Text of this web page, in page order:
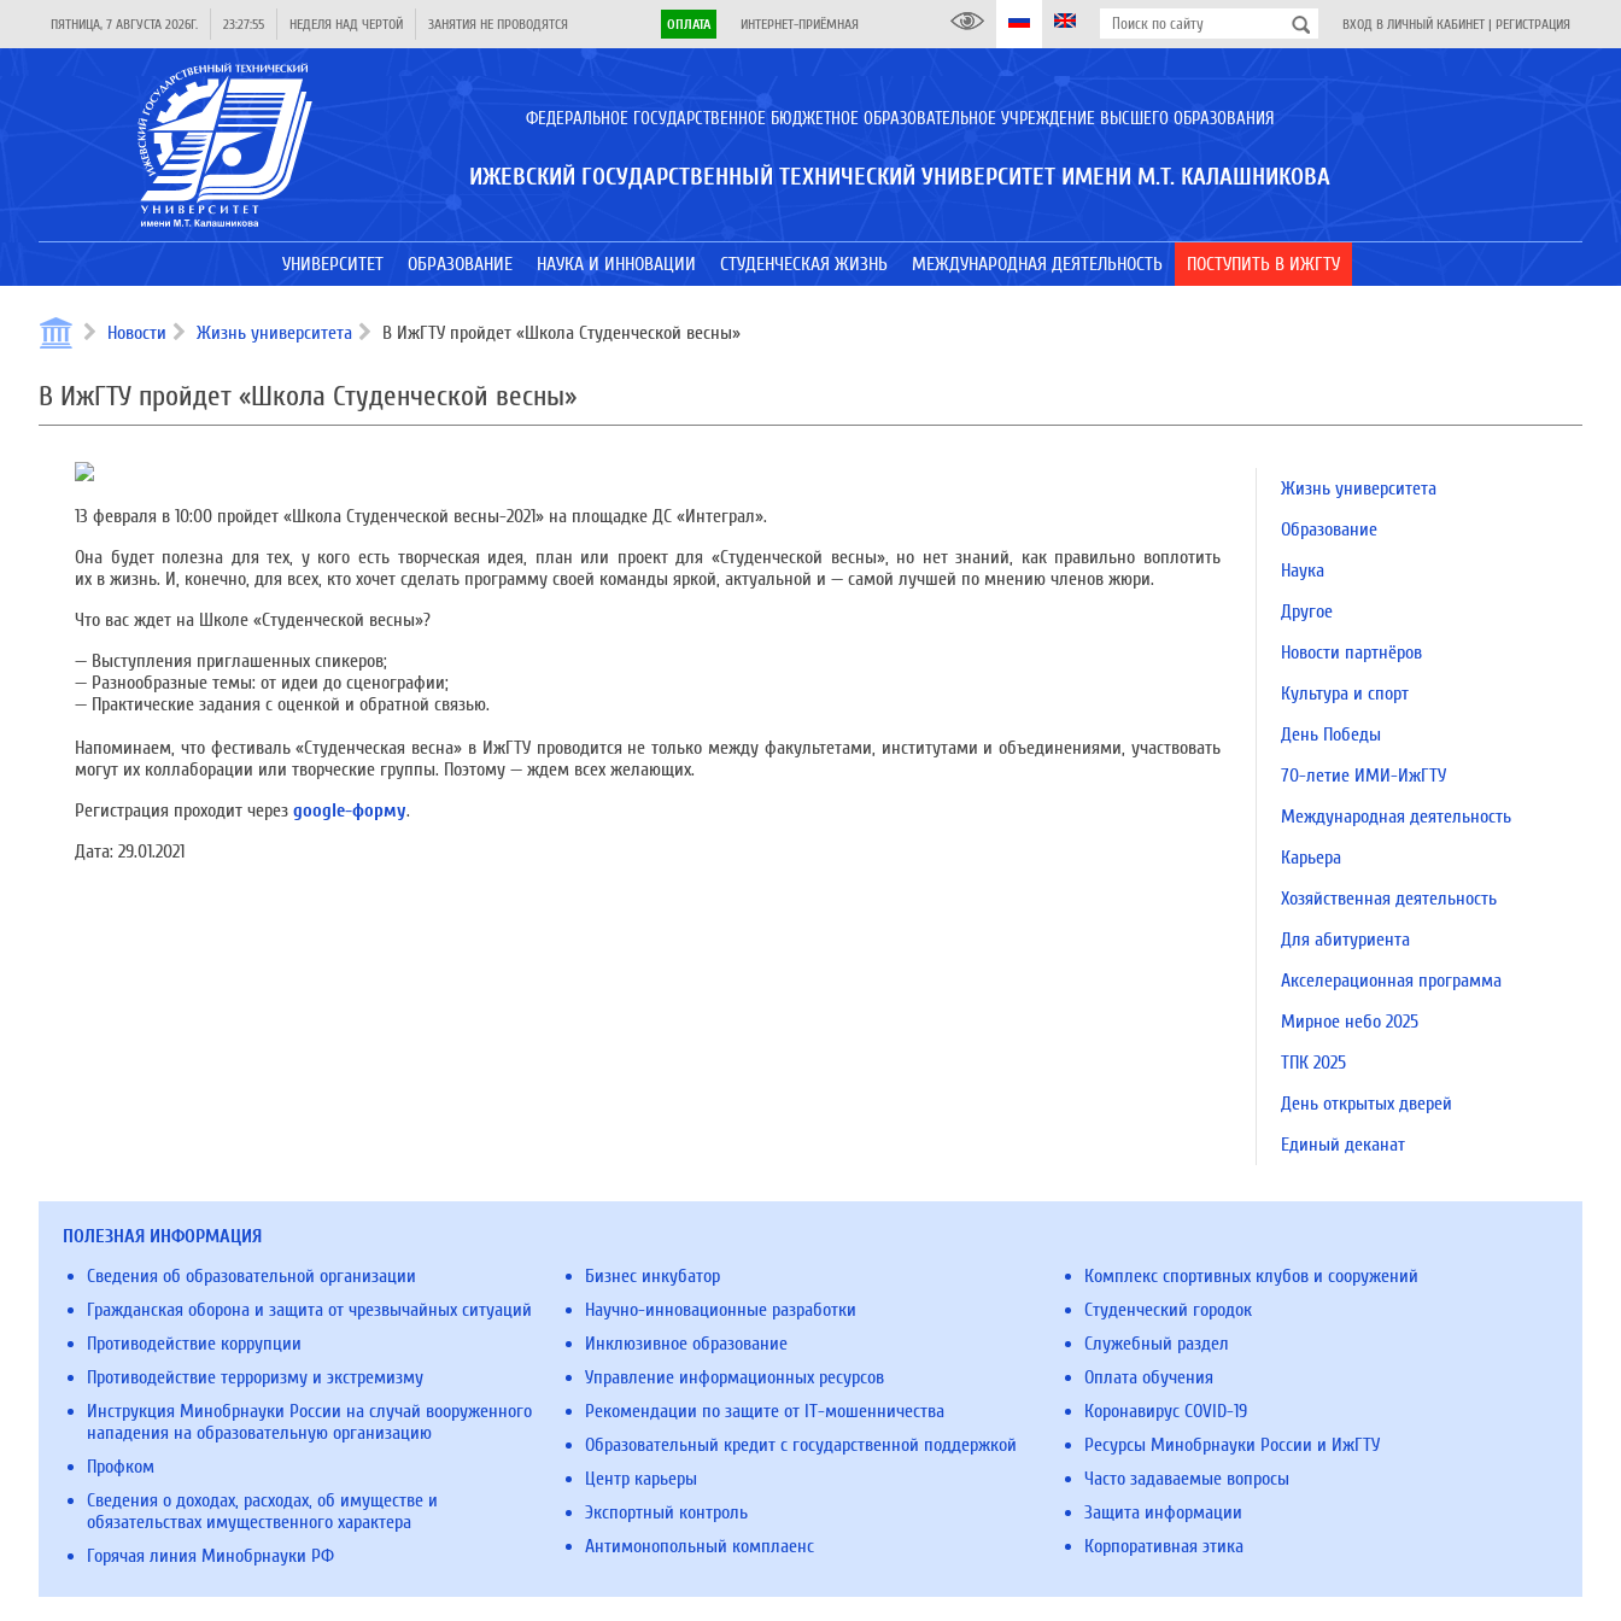
ПЯТНИЦА, 7 АВГУСТА 2026Г. 23:27:55 НЕДЕЛЯ НАД ЧЕРТОЙ ЗАНЯТИЯ НЕ ПРОВОДЯТСЯ ОПЛАТА ИНТЕРНЕТ-ПРИЁМНАЯ ВХОД В ЛИЧНЫЙ КАБИНЕТ | РЕГИСТРАЦИЯ
ФЕДЕРАЛЬНОЕ ГОСУДАРСТВЕННОЕ БЮДЖЕТНОЕ ОБРАЗОВАТЕЛЬНОЕ УЧРЕЖДЕНИЕ ВЫСШЕГО ОБРАЗОВАНИЯ
ИЖЕВСКИЙ ГОСУДАРСТВЕННЫЙ ТЕХНИЧЕСКИЙ УНИВЕРСИТЕТ ИМЕНИ М.Т. КАЛАШНИКОВА
УНИВЕРСИТЕТ ОБРАЗОВАНИЕ НАУКА И ИННОВАЦИИ СТУДЕНЧЕСКАЯ ЖИЗНЬ МЕЖДУНАРОДНАЯ ДЕЯТЕЛЬНОСТЬ ПОСТУПИТЬ В ИЖГТУ
Новости Жизнь университета В ИжГТУ пройдет «Школа Студенческой весны»
В ИжГТУ пройдет «Школа Студенческой весны»
13 февраля в 10:00 пройдет «Школа Студенческой весны-2021» на площадке ДС «Интеграл».
Она будет полезна для тех, у кого есть творческая идея, план или проект для «Студенческой весны», но нет знаний, как правильно воплотить
их в жизнь. И, конечно, для всех, кто хочет сделать программу своей команды яркой, актуальной и — самой лучшей по мнению членов жюри.
Что вас ждет на Школе «Студенческой весны»?
— Выступления приглашенных спикеров;
— Разнообразные темы: от идеи до сценографии;
— Практические задания с оценкой и обратной связью.
Напоминаем, что фестиваль «Студенческая весна» в ИжГТУ проводится не только между факультетами, институтами и объединениями, участвовать
могут их коллаборации или творческие группы. Поэтому — ждем всех желающих.
Регистрация проходит через google-форму.
Дата: 29.01.2021
Жизнь университета
Образование
Наука
Другое
Новости партнёров
Культура и спорт
День Победы
70-летие ИМИ-ИжГТУ
Международная деятельность
Карьера
Хозяйственная деятельность
Для абитуриента
Акселерационная программа
Мирное небо 2025
ТПК 2025
День открытых дверей
Единый деканат
ПОЛЕЗНАЯ ИНФОРМАЦИЯ
Сведения об образовательной организации
Гражданская оборона и защита от чрезвычайных ситуаций
Противодействие коррупции
Противодействие терроризму и экстремизму
Инструкция Минобрнауки России на случай вооруженного
нападения на образовательную организацию
Профком
Сведения о доходах, расходах, об имуществе и
обязательствах имущественного характера
Горячая линия Минобрнауки РФ
Бизнес инкубатор
Научно-инновационные разработки
Инклюзивное образование
Управление информационных ресурсов
Рекомендации по защите от IT-мошенничества
Образовательный кредит с государственной поддержкой
Центр карьеры
Экспортный контроль
Антимонопольный комплаенс
Комплекс спортивных клубов и сооружений
Студенческий городок
Служебный раздел
Оплата обучения
Коронавирус COVID-19
Ресурсы Минобрнауки России и ИжГТУ
Часто задаваемые вопросы
Защита информации
Корпоративная этика